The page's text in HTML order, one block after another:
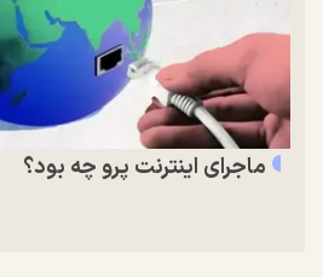
ماجرای اینترنت پرو چه بود؟